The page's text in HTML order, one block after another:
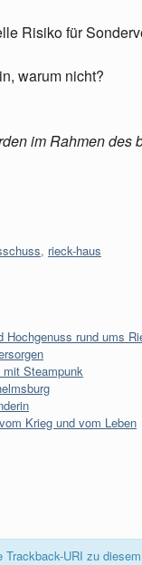
Risiko für
warum nicht?
im Rahmen des
, rieck-haus
Hochgenuss rund ums
Steampunk
Krieg und vom Leben
URI zu